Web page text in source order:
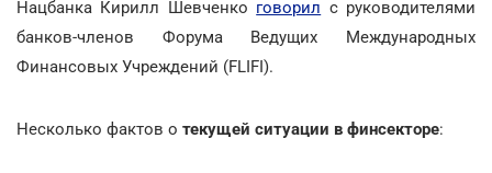
Нацбанка Кирилл Шевченко говорил с руководителями
банков-членов Форума Ведущих Международных
Финансовых Учреждений (FLIFI).
Несколько фактов о текущей ситуации в финсекторе: